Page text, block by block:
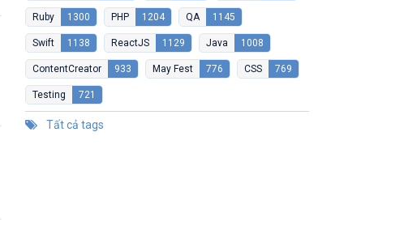
Ruby 1300 PHP 1204 QA 1145
Swift 1138 ReactJS 1129 Java 1008
ContentCreator 933 May Fest 776 CSS 769
Testing 721
Tất cả tags